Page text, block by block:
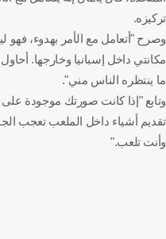
تركيزه.
وصرح "أتعامل مع الأمر بهدوء،
مكانتي داخل إسبانيا وخارجها.
ما ينتظره الناس مني".
وتابع "إذا كانت صورتك موجودة على
تقديم أشياء داخل الملعب تعجب
وأنت تلعب."